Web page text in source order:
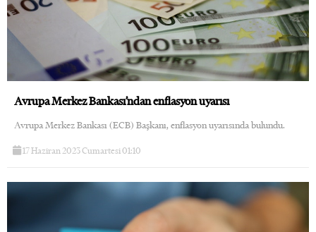
Avrupa Merkez Bankası’ndan enflasyon uyarısı
Avrupa Merkez Bankası (ECB) Başkanı, enflasyon uyarısında bulundu.
17 Haziran 2023 Cumartesi 01:10